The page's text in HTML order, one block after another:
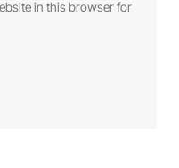
in this browser for